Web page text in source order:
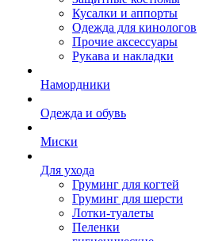
Кусалки и аппорты
Одежда для кинологов
Прочие аксессуары
Рукава и накладки
Намордники
Одежда и обувь
Миски
Для ухода
Груминг для когтей
Груминг для шерсти
Лотки-туалеты
Пеленки